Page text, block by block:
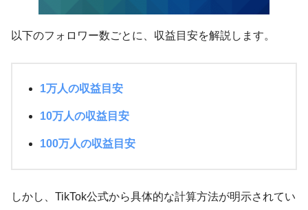
以下のフォロワー数ごとに、収益目安を解説します。
1万人の収益目安
10万人の収益目安
100万人の収益目安
しかし、TikTok公式から具体的な計算方法が明示されてい